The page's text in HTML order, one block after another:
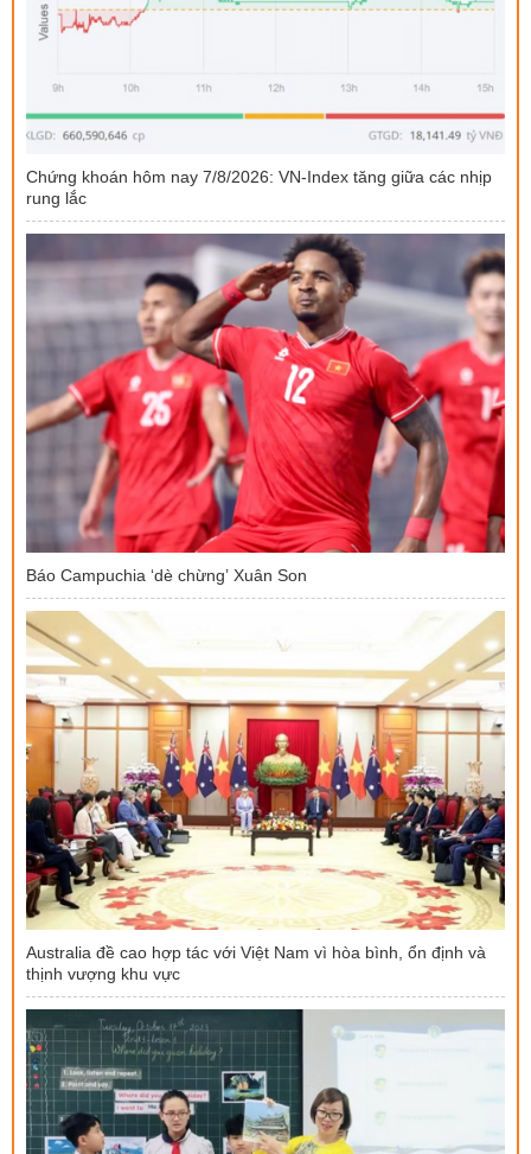
Chứng khoán hôm nay 7/8/2026: VN-Index tăng giữa các nhịp
rung lắc
Báo Campuchia ‘dè chừng’ Xuân Son
Australia đề cao hợp tác với Việt Nam vì hòa bình, ổn định và
thịnh vượng khu vực